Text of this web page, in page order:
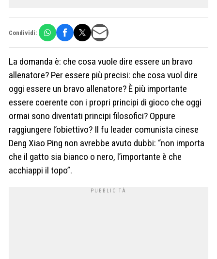
Condividi:
La domanda è: che cosa vuole dire essere un bravo
allenatore? Per essere più precisi: che cosa vuol dire
oggi essere un bravo allenatore? È più importante
essere coerente con i propri principi di gioco che oggi
ormai sono diventati principi filosofici? Oppure
raggiungere l’obiettivo? Il fu leader comunista cinese
Deng Xiao Ping non avrebbe avuto dubbi: “non importa
che il gatto sia bianco o nero, l’importante è che
acchiappi il topo”.